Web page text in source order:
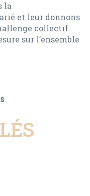
la
et leur donnons
collectif.
sur l’ensemble